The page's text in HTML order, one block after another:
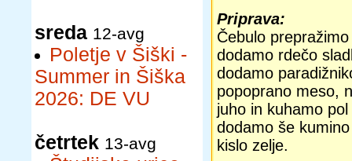
sreda 12-avg
Poletje v Šiški -
Summer in Šiška
2026: DE VU
četrtek 13-avg
Priprava:
Čebulo
dodamo rdečo
dodamo
popoprano meso,
juho in kuhamo
dodamo še
kislo zelje.